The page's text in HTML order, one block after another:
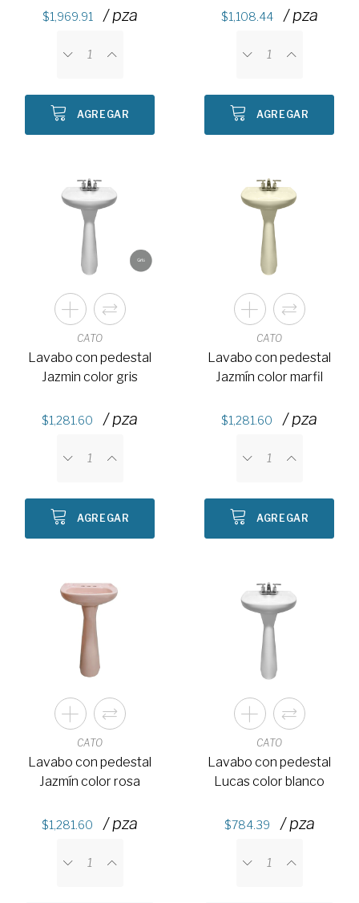
1,969.91 / pza
AGREGAR
1,108.44 / pza
AGREGAR
CATO
Lavabo con pedestal
Jazmin color gris
1,281.60 / pza
AGREGAR
CATO
Lavabo con pedestal
Jazmín color marfil
1,281.60 / pza
AGREGAR
CATO
Lavabo con pedestal
Jazmín color rosa
1,281.60 / pza
CATO
Lavabo con pedestal
Lucas color blanco
784.39 / pza